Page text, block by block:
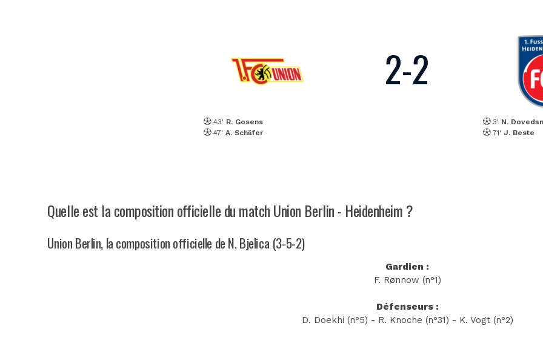
43' R. Gosens
47' A. Schäfer
2-2
3' N.
71'J. Beste
Quelle est la composition officielle du match Union Berlin - Heidenheim ?
Union Berlin, la composition officielle de N. Bjelica (3-5-2)
Gardien :
F. Rønnow (n°1)
Défenseurs :
D. Doekhi (n°5) - R. Knoche (n°31) - K. Vogt (n°2)